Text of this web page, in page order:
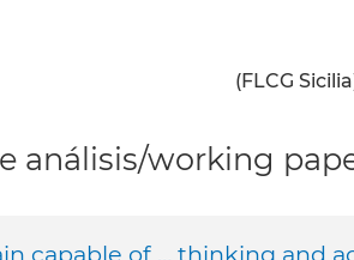
(FLCG
análisis/working